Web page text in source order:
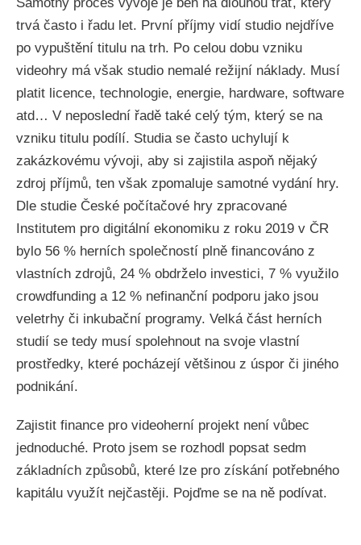
trvá často i řadu let. První příjmy vidí studio nejdříve
po vypuštění titulu na trh. Po celou dobu vzniku
videohry má však studio nemalé režijní náklady. Musí
platit licence, technologie, energie, hardware, software
atd… V neposlední řadě také celý tým, který se na
vzniku titulu podílí. Studia se často uchylují k
zakázkovému vývoji, aby si zajistila aspoň nějaký
zdroj příjmů, ten však zpomaluje samotné vydání hry.
Dle studie České počítačové hry zpracované
Institutem pro digitální ekonomiku z roku 2019 v ČR
bylo 56 % herních společností plně financováno z
vlastních zdrojů, 24 % obdrželo investici, 7 % využilo
crowdfunding a 12 % nefinanční podporu jako jsou
veletrhy či inkubační programy. Velká část herních
studií se tedy musí spolehnout na svoje vlastní
prostředky, které pocházejí většinou z úspor či jiného
podnikání.
Zajistit finance pro videoherní projekt není vůbec
jednoduché. Proto jsem se rozhodl popsat sedm
základních způsobů, které lze pro získání potřebného
kapitálu využít nejčastěji. Pojďme se na ně podívat.